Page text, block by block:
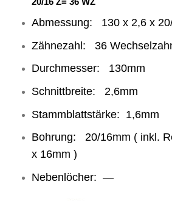
Abmessung: 130 x 2,6 x
Zähnezahl: 36
Durchmesser: 130mm
Schnittbreite: 2,6mm
Stammblattstärke: 1,6mm
Bohrung: 20/16mm ( inkl.
x 16mm )
Nebenlöcher: —